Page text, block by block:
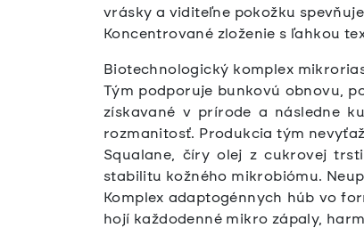
vrásky a viditeľne pokožku
Koncentrované zloženie s ľahkou
Biotechnologický komplex
Tým podporuje bunkovú obnovu,
získavané v prírode a následne
rozmanitosť. Produkcia tým
Squalane, číry olej z cukrovej
stabilitu kožného mikrobiómu.
Komplex adaptogénnych húb vo
hojí každodenné mikro zápaly,